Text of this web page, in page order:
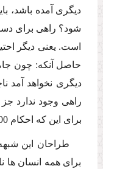
دیگرى آمده باشد،
شود؟ راهى براى
است. یعنى دیگر
حاصل آنكه: چون
دیگرى نخواهد آمد
راهى وجود ندارد
براى این كه احكام 1400 سال پیش براى امروز مناسب نیست و باید خود مردم قانون وضع كنند.
طراحان این
براى همه انسان ها